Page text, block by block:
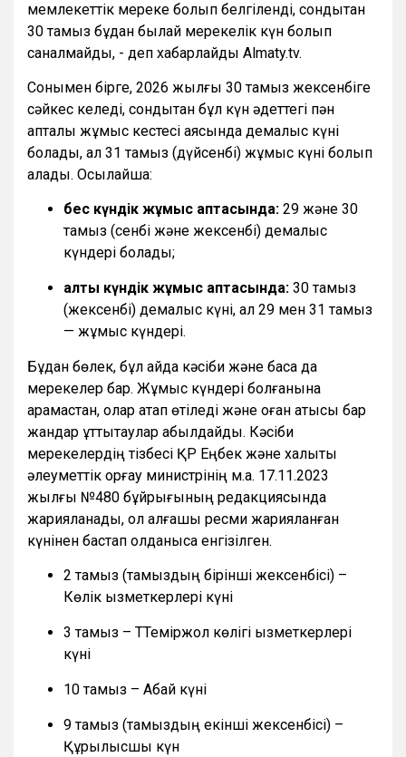
мемлекеттік мереке болып белгіленді, сондықтан
30 тамыз бұдан былай мерекелік күн болып
саналмайды, - деп хабарлайды Almaty.tv.
Сонымен бірге, 2026 жылғы 30 тамыз жексенбіге
сәйкес келеді, сондықтан бұл күн әдеттегі пән
апталық жұмыс кестесі аясында демалыс күні
болады, ал 31 тамыз (дүйсенбі) жұмыс күні болып
қалады. Осылайша:
бес күндік жұмыс аптасында: 29 және 30
тамыз (сенбі және жексенбі) демалыс
күндері болады;
алты күндік жұмыс аптасында: 30 тамыз
(жексенбі) демалыс күні, ал 29 мен 31 тамыз
— жұмыс күндері.
Бұдан бөлек, бұл айда кәсіби және басқа да
мерекелер бар. Жұмыс күндері болғанына
қарамастан, олар атап өтіледі және оған қатысы бар
жандар құттықтаулар қабылдайды. Кәсіби
мерекелердің тізбесі ҚР Еңбек және халықты
әлеуметтік қорғау министрінің м.а. 17.11.2023
жылғы №480 бұйрығының редакциясында
жарияланады, ол алғашқы ресми жарияланған
күнінен бастап қолданысқа енгізілген.
2 тамыз (тамыздың бірінші жексенбісі) –
Көлік қызметкерлері күні
3 тамыз – ТТеміржол көлігі қызметкерлері
күні
10 тамыз – Абай күні
9 тамыз (тамыздың екінші жексенбісі) –
Құрылысшы күн